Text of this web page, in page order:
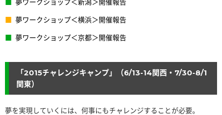
夢ワークショップ＜新潟＞開催報告
夢ワークショップ＜横浜＞開催報告
夢ワークショップ＜京都＞開催報告
「2015チャレンジキャンプ」（6/13-14関西・7/30-8/1
関東）
夢を実現していくには、何事にもチャレンジすることが必要。